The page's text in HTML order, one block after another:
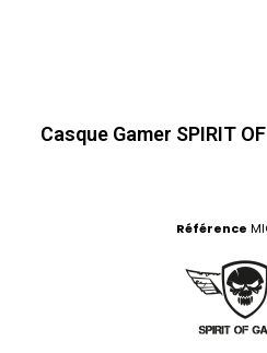
Casque Gamer SPIRIT
Référence